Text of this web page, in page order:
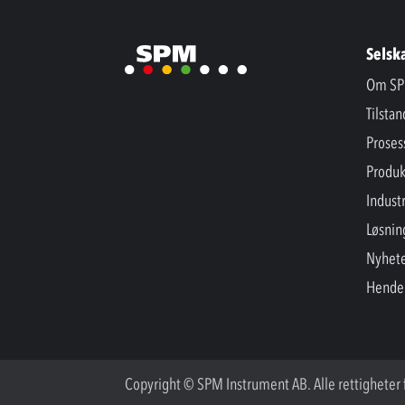
Om
Copyright © SPM Instrument AB. Alle